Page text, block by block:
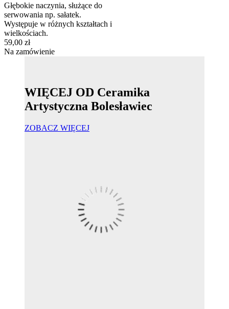
Głębokie naczynia, służące do
serwowania np. sałatek.
Występuje w różnych kształtach i
wielkościach.
59,00 zł
Na zamówienie
WIĘCEJ OD Ceramika
Artystyczna Bolesławiec
ZOBACZ WIĘCEJ